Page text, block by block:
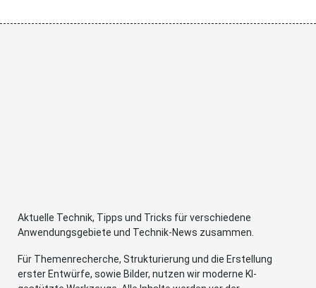
Aktuelle Technik, Tipps und Tricks für verschiedene
Anwendungsgebiete und Technik-News zusammen.
Für Themenrecherche, Strukturierung und die Erstellung
erster Entwürfe, sowie Bilder, nutzen wir moderne KI-